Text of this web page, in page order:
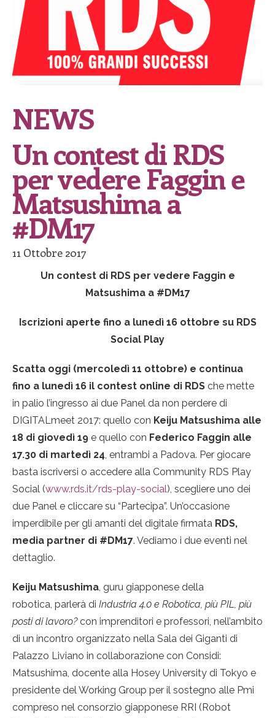
NEWS
Un contest di RDS
per vedere Faggin e
Matsushima a
#DM17
11 Ottobre 2017
Un contest di RDS per vedere Faggin e
Matsushima a #DM17
Iscrizioni aperte fino a lunedì 16 ottobre su RDS
Social Play
Scatta oggi (mercoledì 11 ottobre) e continua
fino a lunedì 16 il contest online di RDS che mette
in palio l’ingresso ai due Panel da non perdere di
DIGITALmeet 2017: quello con Keiju Matsushima alle
18 di giovedì 19 e quello con Federico Faggin alle
17.30 di martedì 24, entrambi a Padova. Per giocare
basta iscriversi o accedere alla Community RDS Play
Social (www.rds.it/rds-play-social), scegliere uno dei
due Panel e cliccare su “Partecipa”. Un’occasione
imperdibile per gli amanti del digitale firmata RDS,
media partner di #DM17. Vediamo i due eventi nel
dettaglio.
Keiju Matsushima, guru giapponese della
robotica, parlerà di Industria 4.0 e Robotica, più PIL, più
posti di lavoro?con imprenditori e professori, nell’ambito
di un incontro organizzato nella Sala dei Giganti di
Palazzo Liviano in collaborazione con Considi:
Matsushima, docente alla Hosey University di Tokyo e
presidente del Working Group per il sostegno alle Pmi
compreso nel consorzio giapponese RRI (Robot